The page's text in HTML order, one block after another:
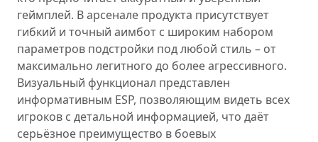
геймплей. В арсенале продукта присутствует
гибкий и точный аимбот с широким набором
параметров подстройки под любой стиль – от
максимально легитного до более агрессивного.
Визуальный функционал представлен
информативным ESP, позволяющим видеть всех
игроков с детальной информацией, что даёт
серьёзное преимущество в боевых